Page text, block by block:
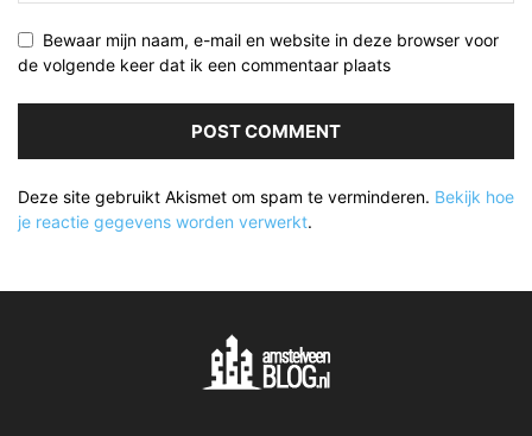
Bewaar mijn naam, e-mail en website in deze browser voor
de volgende keer dat ik een commentaar plaats
Deze site gebruikt Akismet om spam te verminderen. Bekijk hoe
je reactie gegevens worden verwerkt.